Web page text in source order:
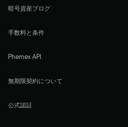
暗号資産ブログ
手数料と条件
Phemex API
無期限契約について
公式認証